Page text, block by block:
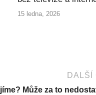
15 ledna, 2026
DALŠÍ
Může za to